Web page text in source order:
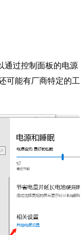
通过控制面板的电源
可能有厂商特定的工